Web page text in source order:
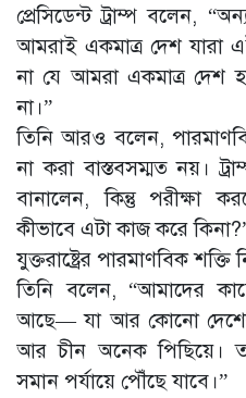
প্রেসিডেন্ট ট্রাম্প বলেন,
আমরাই একমাত্র দেশ যারা
না যে আমরা একমাত্র দেশ
না।”
তিনি আরও বলেন,
না করা বাস্তবসম্মত নয়।
বানালেন, কিন্তু পরীক্ষা
কীভাবে এটা কাজ করে
যুক্তরাষ্ট্রের পারমাণবিক শক্তি
তিনি বলেন, “আমাদের
আছে— যা আর কোনো দেশের
আর চীন অনেক পিছিয়ে।
সমান পর্যায়ে পৌঁছে যাবে।”